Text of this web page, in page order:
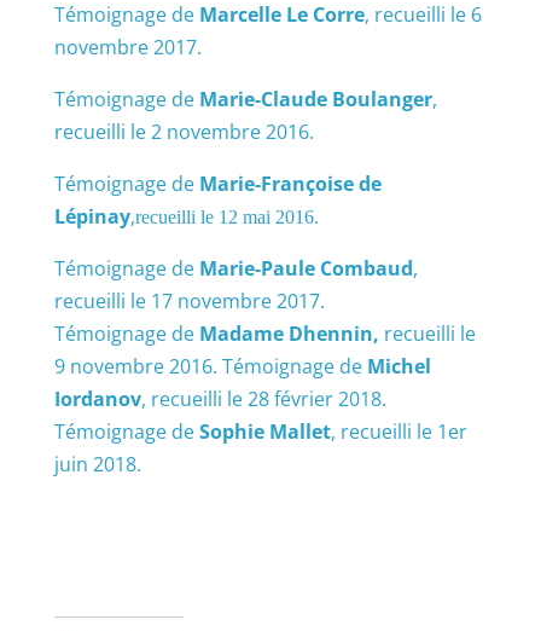
Témoignage de Marcelle Le Corre, recueilli le 6
novembre 2017.
Témoignage de Marie-Claude Boulanger,
recueilli le 2 novembre 2016.
Témoignage de Marie-Françoise de
Lépinay,recueilli le 12 mai 2016.
Témoignage de Marie-Paule Combaud,
recueilli le 17 novembre 2017.
Témoignage de Madame Dhennin, recueilli le
9 novembre 2016. Témoignage de Michel
Iordanov, recueilli le 28 février 2018.
Témoignage deSophie Mallet, recueilli le 1er
juin 2018.